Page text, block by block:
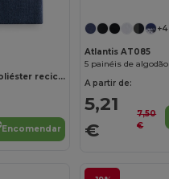
Gorro unissexo em poliéster reciclado (100% rPET)
Encomendar
+4
Atlantis AT085
A partir de:
5,21
€
7,50
€